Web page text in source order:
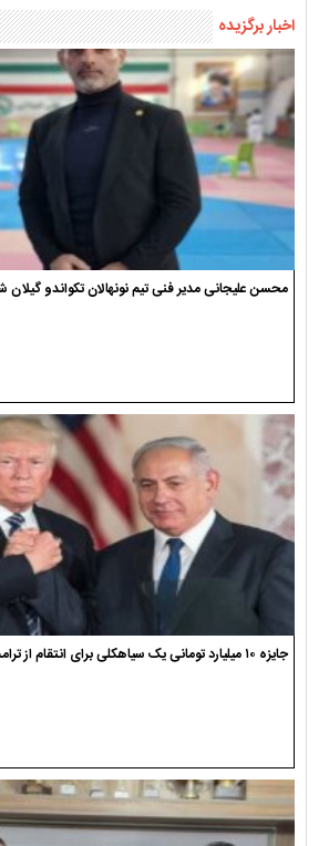
اخبار برگزیده
محسن علیجانی مدیر فنی تیم نونهالان تکواندو گیلان
جایزه ۱۰ میلیارد تومانی یک سیاهکلی برای انتقام از ترامپ و نتانیاهو